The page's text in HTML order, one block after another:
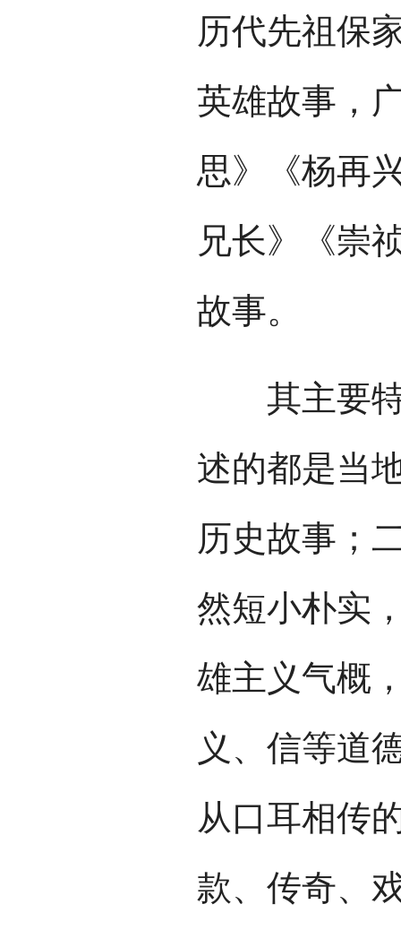
历代先祖保
英雄故事，
思》《杨再
兄长》《崇
故事。
其主要特
述的都是当
历史故事；
然短小朴实
雄主义气概
义、信等道
从口耳相传
款、传奇、